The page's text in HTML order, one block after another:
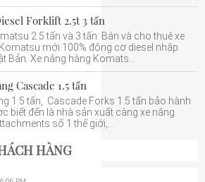
Forklift 2.5t 3 tấn
2.5 tấn và 3 tấn: Bán và cho thuê xe
mới 100% động cơ diesel nhập
Bản. Xe nâng hàng Komats...
Cascade 1.5 tấn
1.5 tấn, Cascade Forks 1.5 tấn bảo hành
biết đến là nhà sản xuất càng xe nâng
số 1 thế giới,...
HÀNG